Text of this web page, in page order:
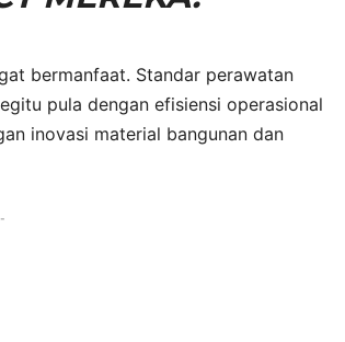
bermanfaat. Standar perawatan
pula dengan efisiensi operasional
inovasi material bangunan dan